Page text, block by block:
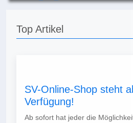
Top Artikel
SV-Online-Shop steht
Verfügung!
Ab sofort hat jeder die